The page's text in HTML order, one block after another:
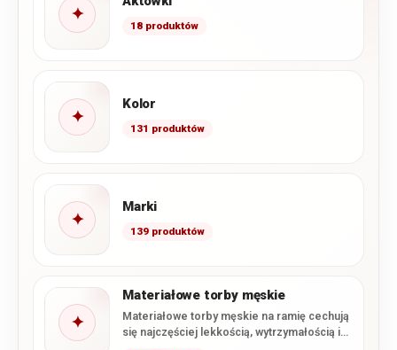
✦
18 produktów
✦
Kolor
131 produktów
✦
Marki
139 produktów
✦
Materiałowe torby męskie
Materiałowe torby męskie na ramię cechują
się najczęściej lekkością, wytrzymałością i